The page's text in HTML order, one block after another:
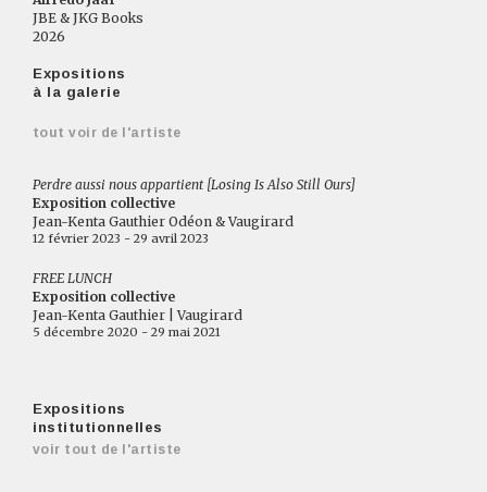
JBE & JKG Books
2026
Expositions
à la galerie
tout voir de l'artiste
Perdre aussi nous appartient [Losing Is Also Still Ours]
Exposition collective
Jean-Kenta Gauthier Odéon & Vaugirard
12 février 2023 - 29 avril 2023
FREE LUNCH
Exposition collective
Jean-Kenta Gauthier | Vaugirard
5 décembre 2020 - 29 mai 2021
Expositions
institutionnelles
voir tout de l'artiste